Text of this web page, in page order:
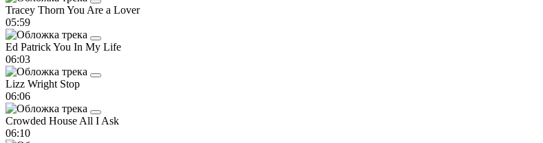
Tracey Thorn You Are a Lover
05:59
Ed PatrickYou In My Life
06:03
Lizz Wright Stop
06:06
Crowded House All I Ask
06:10